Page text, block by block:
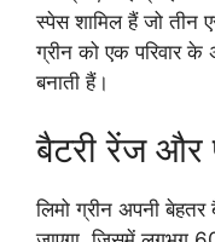
स्पेस शामिल हैं जो तीन
ग्रीन को एक परिवार
बनाती हैं।
बैटरी रेंज और
लिमो ग्रीन अपनी